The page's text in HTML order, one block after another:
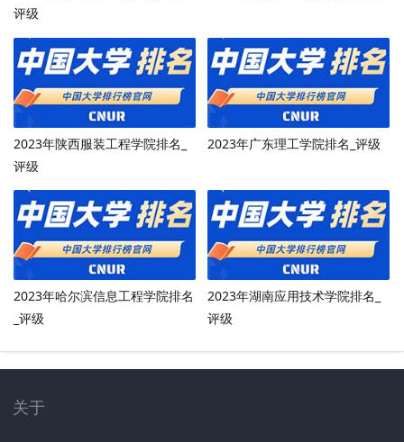
评级
2023年陕西服装工程学院排名_
评级
2023年广东理工学院排名_评级
2023年哈尔滨信息工程学院排名
_评级
2023年湖南应用技术学院排名_
评级
关于